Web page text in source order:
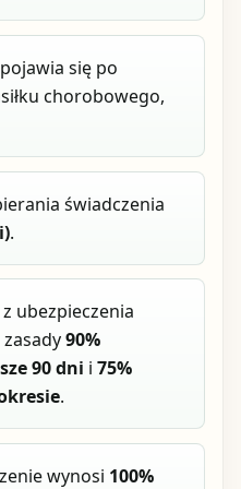
się po
chorobowego,
świadczenia
.
ubezpieczenia
zasady90%
90 dni i75%
.
wynosi 100%